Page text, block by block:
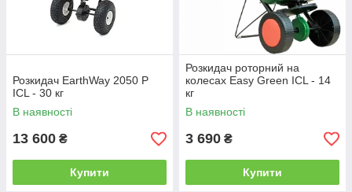
Розкидач EarthWay 2050 P
ICL - 30 кг
В наявності
13 600 ₴
Купити
Розкидач роторний на
колесах Easy Green ICL - 14
кг
В наявності
3 690 ₴
Купити